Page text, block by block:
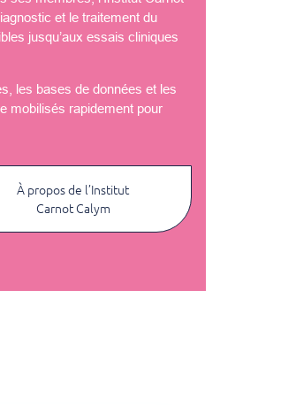
et le traitement du
jusqu’aux essais cliniques
les bases de données et les
mobilisés rapidement pour
À propos de l’Institut
Carnot Calym